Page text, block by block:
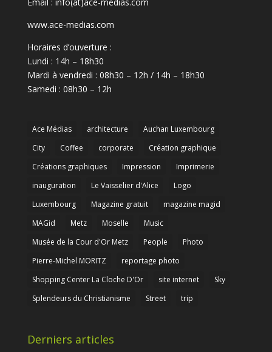
www.ace-medias.com
Horaires d’ouverture :
Lundi : 14h – 18h30
Mardi à vendredi : 08h30 – 12h / 14h – 18h30
Samedi : 08h30 – 12h
Ace Médias architecture
Auchan Luxembourg
City
Coffee corporate
Création graphique
Créations graphiques
Impression
Imprimerie
inauguration
Le Vaisselier d'Alice
Logo
Luxembourg
Magazine gratuit
magazine magid
MAGid
Metz Moselle
Music
Musée de la Cour d'Or Metz
People
Photo
Pierre-Michel MORITZ
reportage photo
Shopping Center La Cloche D'Or
site internet
Sky
Splendeurs du Christianisme
Street trip
Derniers articles